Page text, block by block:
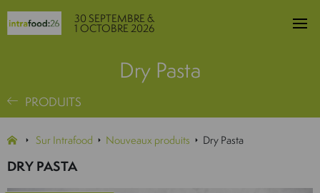
30 SEPTEMBRE &
1 OCTOBRE 2026
Dry Pasta
PRODUITS
Sur Intrafood Nouveaux produits Dry Pasta
DRY PASTA